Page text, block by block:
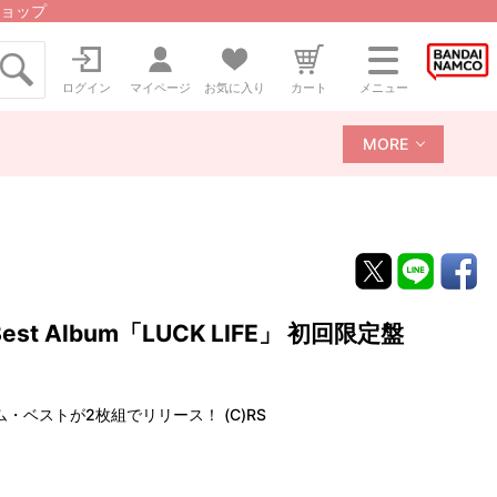
ップ
ログイン マイページ お気に入り カート メニュー
MORE
Album「LUCK LIFE」 初回限定盤
ベストが2枚組でリリース！ (C)RS